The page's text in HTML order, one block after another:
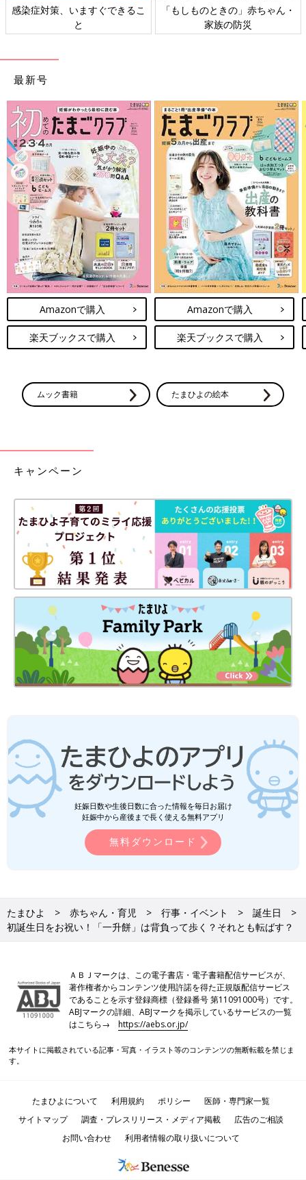
ぐできるこ
「もしものときの」赤ちゃん・
日本外来小児科学
最新号
Amazonで購入
楽天ブックスで購入
Amazonで購入
楽天ブックスで購入
ムック書籍 たまひよの絵本
キャンペーン
妊娠日数や生後日数に合った情報を毎日お届け
妊娠中から産後まで長く使える無料アプリ
無料ダウンロード
たまひよ 赤ちゃん・育児 行事・イベント
誕生日
初誕生日をお祝い！「一升餅」は背負って歩く？それとも転ばす？
ＡＢＪマークは、この電子書店・電子書籍配信サービスが、
著作権者からコンテンツ使用許諾を得た正規版配信サービス
であることを示す登録商標（登録番号 第11091000号）です。
ABJマークの詳細、ABJマークを掲示しているサービスの一覧
はこちら→https://aebs.or.jp/
本サイトに掲載されている記事・写真・イラスト等のコンテンツの無断転載を禁じま
す。
たまひよについて 利用規約 ポリシー
医師・専門家一覧
サイトマップ
調査・プレスリリース・メディア掲載
広告のご相談
お問い合わせ
利用者情報の取り扱いについて